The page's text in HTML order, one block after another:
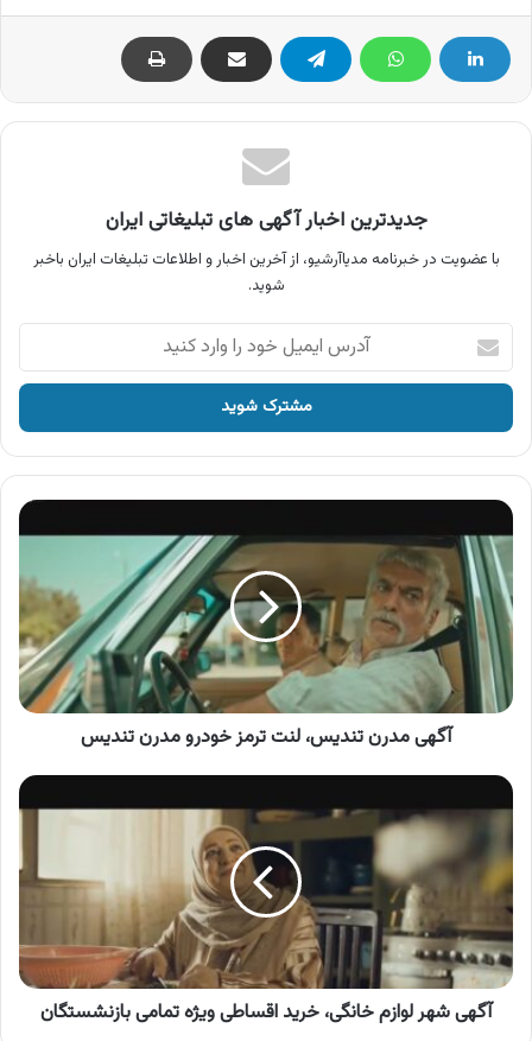
جدیدترین اخبار آگهی های تبلیغاتی ایران
با عضویت در خبرنامه مدیاآرشیو، از آخرین اخبار و اطلاعات تبلیغات ایران باخبر
شوید.
آدرس
ایمیل
خود
وارد
کنید
آگهی
مدرن
تندیس،
لنت
ترمز
خودرو
مدرن
تندیس
آگهی مدرن تندیس، لنت ترمز خودرو مدرن تندیس
آگهی
شهر
خانگی،
خرید
اقساطی
ویژه
تمامی
بازنشستگان
آگهی شهر لوازم خانگی، خرید اقساطی ویژه تمامی بازنشستگان